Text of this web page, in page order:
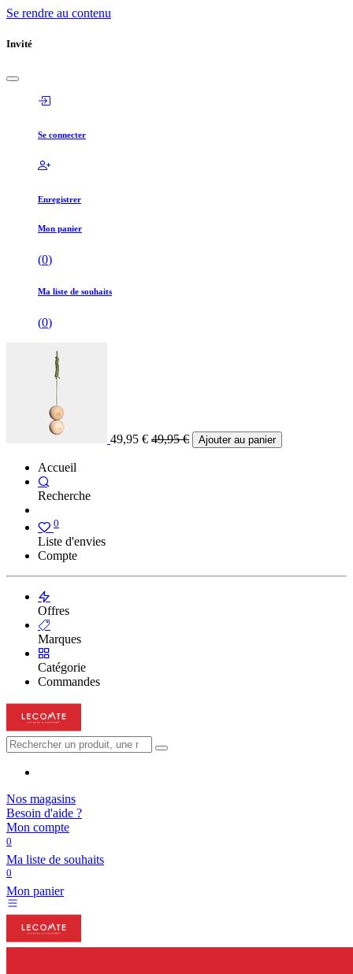
Se rendre au contenu
Invité
Se connecter
Enregistrer
Mon panier
(0)
Ma liste de souhaits
(0)
49,95 € 49,95€ Ajouter au panier
Accueil
Recherche
0
Liste d'envies
Compte
Offres
Marques
Catégorie
Commandes
Nos magasins
Besoin d'aide ?
Mon compte
0
Ma liste de souhaits
0
Mon panier